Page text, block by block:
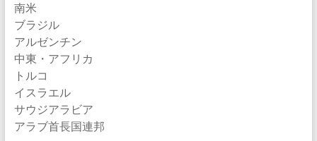
南米
ブラジル
アルゼンチン
中東・アフリカ
トルコ
イスラエル
サウジアラビア
アラブ首長国連邦